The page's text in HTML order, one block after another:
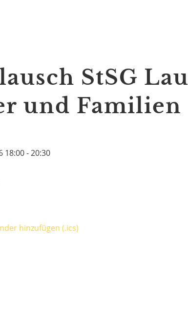
StSG
und Familien
18:00 - 20:30
hinzufügen (.ics)